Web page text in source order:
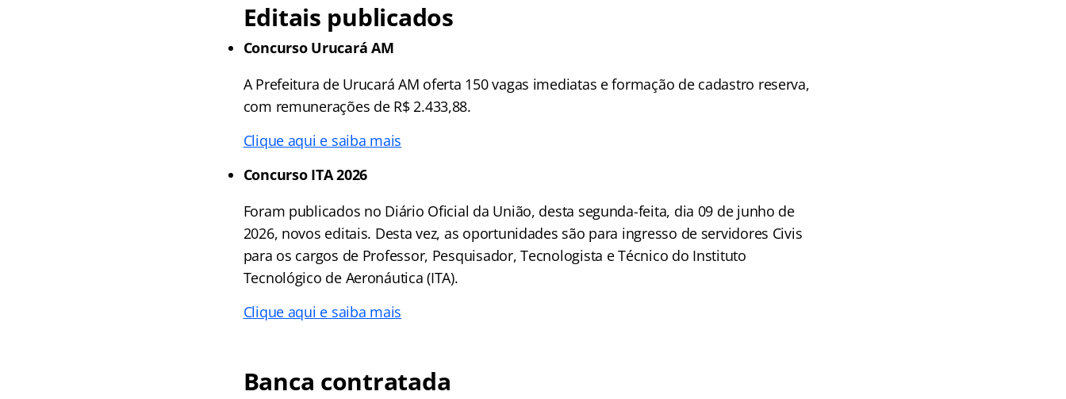
Editais publicados
Concurso Urucará AM
A Prefeitura de Urucará AM oferta 150 vagas imediatas e formação de cadastro reserva,
com remunerações de R$ 2.433,88.
Clique aqui e saiba mais
Concurso ITA 2026
Foram publicados no Diário Oficial da União, desta segunda-feita, dia 09 de junho de
2026, novos editais. Desta vez, as oportunidades são para ingresso de servidores Civis
para os cargos de Professor, Pesquisador, Tecnologista e Técnico do Instituto
Tecnológico de Aeronáutica (ITA).
Clique aqui e saiba mais
Banca contratada